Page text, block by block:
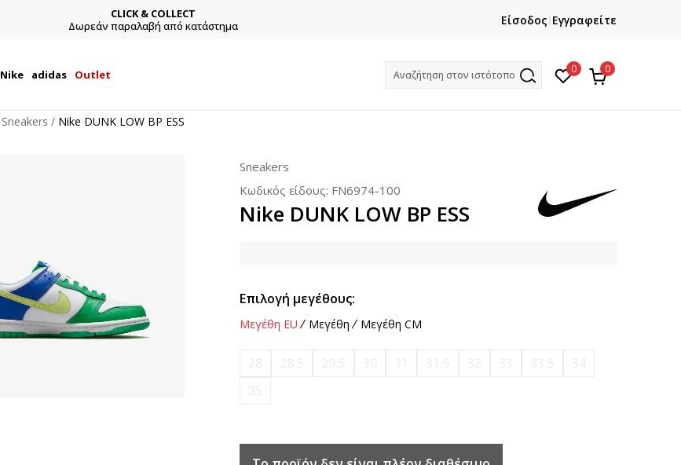
CLICK & COLLECT
Δωρεάν παραλαβή από κατάστημα
Και κερδίστε -10% με την πρώτη σας αγορά!
Είσοδος Εγγραφείτε
Nike adidas Outlet Αναζήτηση στον ιστότοπο 0 0
Sneakers Nike DUNK LOW BP ESS
Sneakers
Κωδικός είδους: FN6974-100
Nike DUNK LOW BP ESS
Επιλογή μεγέθους:
Μεγέθη EU Μεγέθη Μεγέθη CM